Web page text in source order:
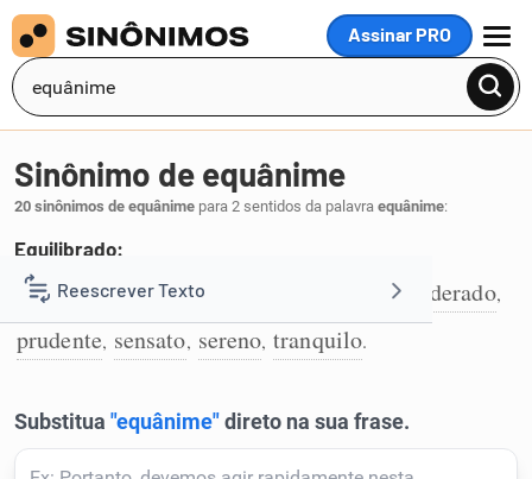
Assinar PRO
MENU
Reescrever Texto
Resumir Texto
Corrigir Texto
Sinônimo de equânime
20 sinônimos de equânime para 2 sentidos da palavra equânime:
Equilibrado:
1 equilibrado,comedido ponderado,
prudente, sensato, sereno, tranquilo.